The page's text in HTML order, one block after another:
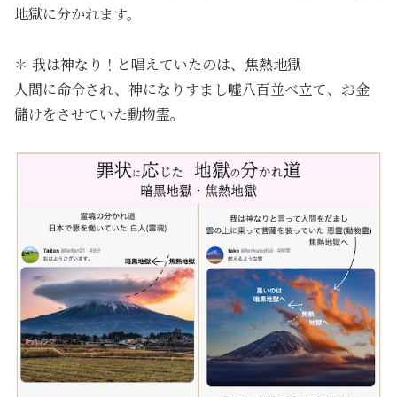
地獄に分かれます。
✽ 我は神なり！と唱えていたのは、焦熱地獄
人間に命令され、神になりすまし嘘八百並べ立て、お金
儲けをさせていた動物霊。